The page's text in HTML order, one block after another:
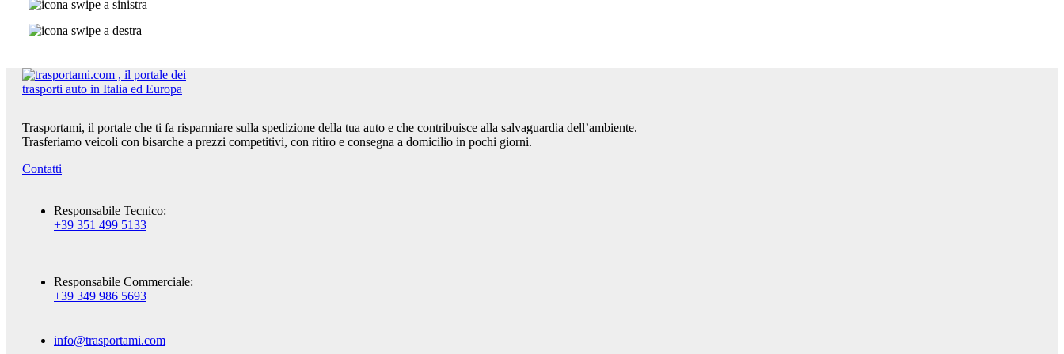
Trasportami, il portale che ti fa risparmiare sulla spedizione della tua auto e che contribuisce alla salvaguardia dell’ambiente.
Trasferiamo veicoli con bisarche a prezzi competitivi, con ritiro e consegna a domicilio in pochi giorni.
Contatti
Responsabile Tecnico:
+39 351 499 5133
Responsabile Commerciale:
+39 349 986 5693
info@trasportami.com